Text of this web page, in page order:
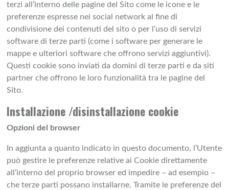
terzi all’interno delle pagine del Sito come le icone e le
preferenze espresse nei social network al fine di
condivisione dei contenuti del sito o per l’uso di servizi
software di terze parti (come i software per generare le
mappe e ulteriori software che offrono servizi aggiuntivi).
Questi cookie sono inviati da domini di terze parti e da siti
partner che offrono le loro funzionalità tra le pagine del
Sito.
Installazione /disinstallazione cookie
Opzioni del browser
In aggiunta a quanto indicato in questo documento, l’Utente
può gestire le preferenze relative ai Cookie direttamente
all’interno del proprio browser ed impedire – ad esempio –
che terze parti possano installarne. Tramite le preferenze del